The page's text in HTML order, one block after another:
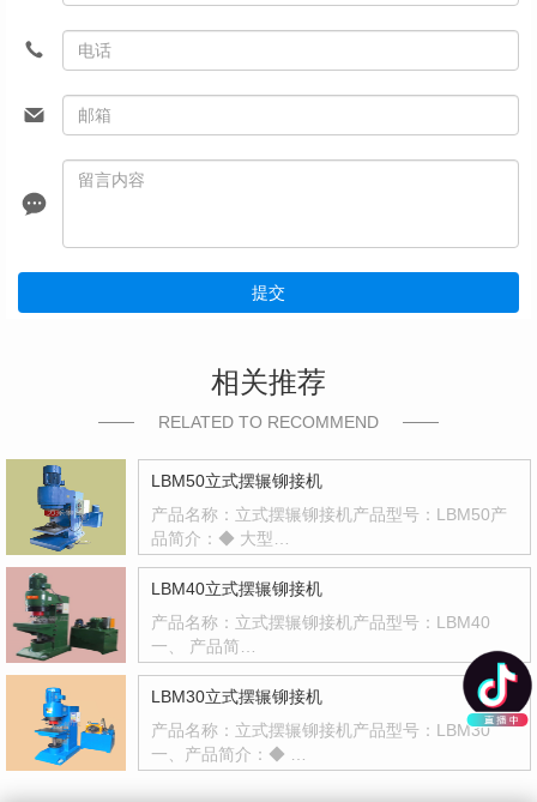
提交
相关推荐
RELATED TO RECOMMEND
LBM50立式摆辗铆接机
产品名称：立式摆辗铆接机产品型号：LBM50产
品简介：◆ 大型…
LBM40立式摆辗铆接机
产品名称：立式摆辗铆接机产品型号：LBM40
一、 产品简…
LBM30立式摆辗铆接机
产品名称：立式摆辗铆接机产品型号：LBM30
一、产品简介：◆ …